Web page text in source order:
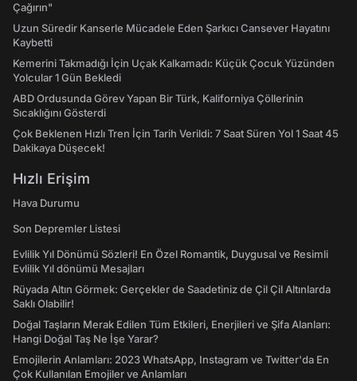
Çağırın"
Uzun Süredir Kanserle Mücadele Eden Şarkıcı Cansever Hayatını
Kaybetti
Kemerini Takmadığı İçin Uçak Kalkamadı: Küçük Çocuk Yüzünden
Yolcular 1 Gün Bekledi
ABD Ordusunda Görev Yapan Bir Türk, Kaliforniya Çöllerinin
Sıcaklığını Gösterdi
Çok Beklenen Hızlı Tren İçin Tarih Verildi: 7 Saat Süren Yol 1 Saat 45
Dakikaya Düşecek!
Hızlı Erişim
Hava Durumu
Son Depremler Listesi
Evlilik Yıl Dönümü Sözleri! En Özel Romantik, Duygusal ve Resimli
Evlilik Yıl dönümü Mesajları
Rüyada Altın Görmek: Gerçekler de Saadetiniz de Çil Çil Altınlarda
Saklı Olabilir!
Doğal Taşların Merak Edilen Tüm Etkileri, Enerjileri ve Şifa Alanları:
Hangi Doğal Taş Ne İşe Yarar?
Emojilerin Anlamları: 2023 WhatsApp, Instagram ve Twitter'da En
Çok Kullanılan Emojiler ve Anlamları